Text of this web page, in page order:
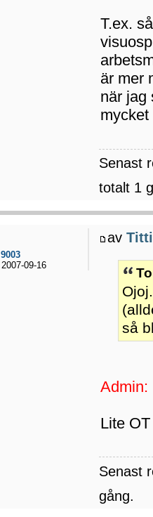
T.ex.
är mer
när jag
Senast
totalt 1
avTitti
så
Admin:
Lite
Senast
gång.
9003
2007-09-16